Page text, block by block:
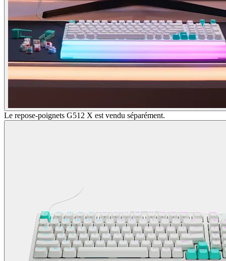
Le repose-poignets G512 X est vendu séparément.